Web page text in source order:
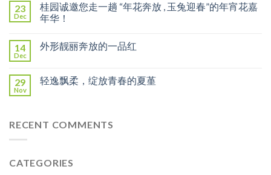
23
Dec
桂园诚邀您走一趟 “年花奔放 , 玉兔迎春”的年宵花嘉
年华！
14
Dec
外形靓丽奔放的一品红
29
Nov
轻逸飘柔，绽放青春的夏堇
RECENT COMMENTS
CATEGORIES